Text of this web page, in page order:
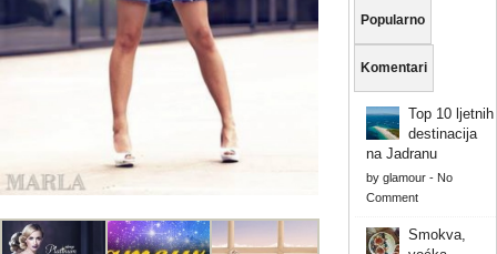
Popularno
Komentari
Top 10 ljetnih
destinacija
na Jadranu
by glamour- No
Comment
Smokva,